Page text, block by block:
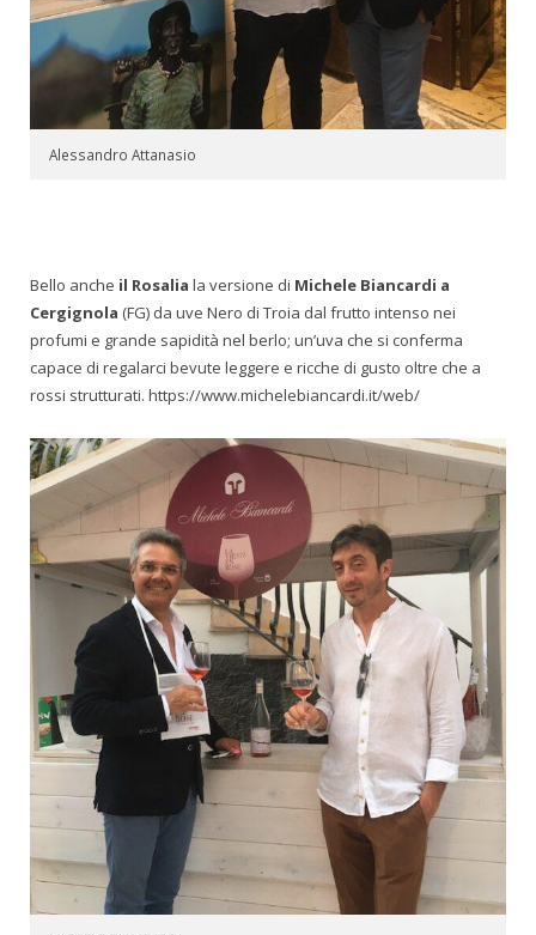
Alessandro Attanasio
Bello anche il Rosalia la versione di Michele Biancardi a
Cergignola (FG) da uve Nero di Troia dal frutto intenso nei
profumi e grande sapidità nel berlo; un’uva che si conferma
capace di regalarci bevute leggere e ricche di gusto oltre che a
rossi strutturati. https://www.michelebiancardi.it/web/